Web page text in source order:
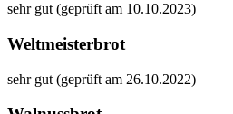
sehr gut (geprüft am 10.10.2023)
Weltmeisterbrot
sehr gut (geprüft am 26.10.2022)